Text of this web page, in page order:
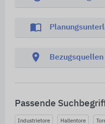
import_contacts
location_on Bezugsquellen
Passende
Industrietore Hallentore